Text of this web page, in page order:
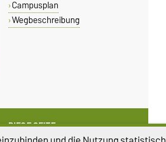
Campusplan
Wegbeschreibung
DIESE SEITE